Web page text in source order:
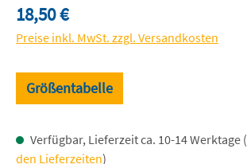
Regulärer Preis:
18,50 €
Preise inkl. MwSt. zzgl. Versandkosten
Größentabelle
Verfügbar, Lieferzeit ca. 10-14 Werktage (
den Lieferzeiten)